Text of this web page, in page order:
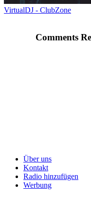
VirtualDJ - ClubZone
Comments
Über uns
Kontakt
Radio hinzufügen
Werbung